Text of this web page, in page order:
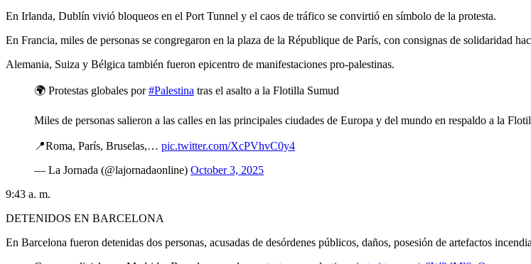
En Irlanda, Dublín vivió bloqueos en el Port Tunnel y el caos de tráfico se convirtió en símbolo de la protesta.
En Francia, miles de personas se congregaron en la plaza de la République de París, con consignas de solidaridad
Alemania, Suiza y Bélgica también fueron epicentro de manifestaciones pro-palestinas.
🌍 Protestas globales por#Palestina tras el asalto a la Flotilla Sumud
Miles de personas salieron a las calles en las principales ciudades de Europa y del mundo en respaldo a la
📍Roma, París, Bruselas,… pic.twitter.com/XcPVhvC0y4
— La Jornada (@lajornadaonline) October 3, 2025
9:43 a. m.
DETENIDOS EN BARCELONA
En Barcelona fueron detenidas dos personas, acusadas de desórdenes públicos, daños, posesión de artefactos